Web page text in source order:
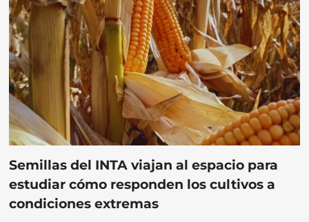
Semillas del INTA viajan al espacio para
estudiar cómo responden los cultivos a
condiciones extremas